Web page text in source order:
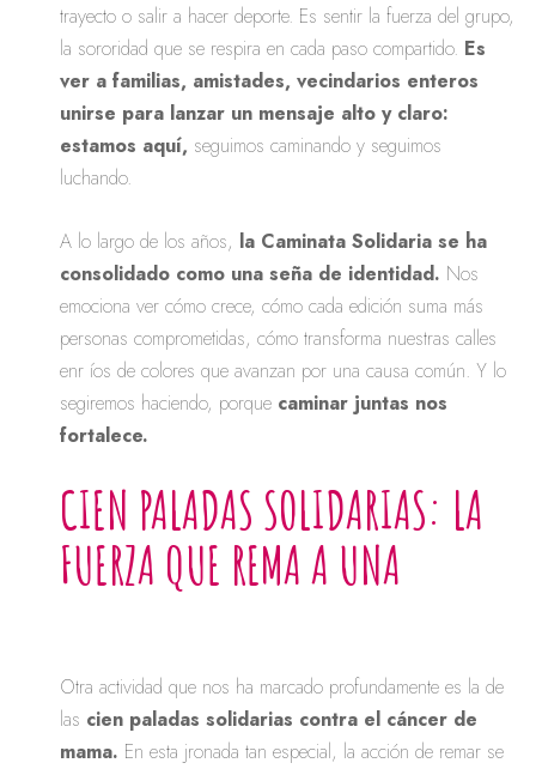
trayecto o salir a hacer deporte. Es sentir la fuerza del grupo,
la sororidad que se respira en cada paso compartido. Es
ver a familias, amistades, vecindarios enteros
unirse para lanzar un mensaje alto y claro:
estamos aquí, seguimos caminando y seguimos
luchando.
A lo largo de los años, la Caminata Solidaria se ha
consolidado como una seña de identidad. Nos
emociona ver cómo crece, cómo cada edición suma más
personas comprometidas, cómo transforma nuestras calles
enr íos de colores que avanzan por una causa común. Y lo
segiremos haciendo, porque caminar juntas nos
fortalece.
CIEN PALADAS SOLIDARIAS: LA
FUERZA QUE REMA A UNA
Otra actividad que nos ha marcado profundamente es la de
las cien paladas solidarias contra el cáncer de
mama. En esta jronada tan especial, la acción de remar se